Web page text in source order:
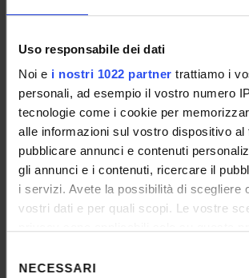
Uso responsabile dei dati
Noi e i nostri 1022 partner trattiamo i
personali, ad esempio il vostro numero
tecnologie come i cookie per
alle informazioni sul vostro dispositivo al
pubblicare annunci e contenuti
gli annunci e i contenuti, ricercare il
i servizi. Avete la possibilità di scegliere
vostri dati e per quali scopi. Le vostre
modificare o revocare il proprio consenso
delNECESSARI
Minimaster
Ciclo di incontri “Mini-master”
Titolo IMPRESA 4.0? PRIMA DI
IMPRESA
Apri il programma